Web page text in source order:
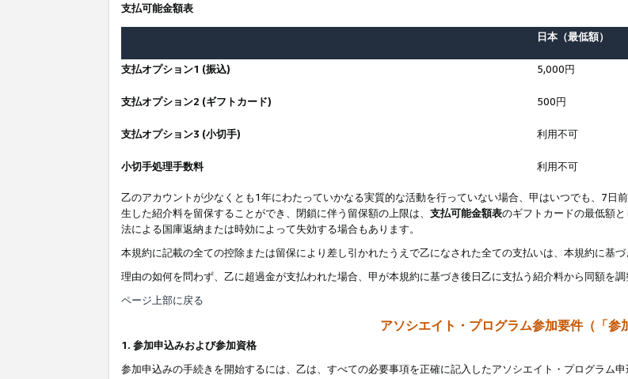
支払可能金額表
日本（最低額）
支払オプション1 (振込) 5,000円
支払オプション2 (ギフトカード) 500円
支払オプション3 (小切手) 利用不可
小切手処理手数料 利用不可
乙のアカウントが少なくとも1年にわたっていかなる実質的な活動を行っていない場合、甲はいつでも、7日
生した紹介料を留保することができ、閉鎖に伴う留保額の上限は、 支払可能金額表のギフトカードの最低額
法による国庫返納または時効によって失効する場合もあります。
本規約に記載の全ての控除または留保により差し引かれたうえで乙になされた全ての支払いは、本規約に基
理由の如何を問わず、乙に超過金が支払われた場合、甲が本規約に基づき後日乙に支払う紹介料から同額を調
ページ上部に戻る
アソシエイト・プログラム参加要件（「参
1. 参加申込みおよび参加資格
参加申込みの手続きを開始するには、乙は、すべての必要事項を正確に記入したアソシエイト・プログラム